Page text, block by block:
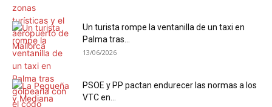
Un turista rompe la ventanilla de un taxi en
Palma tras...
13/06/2026
PSOE y PP pactan endurecer las normas a los
VTC en...